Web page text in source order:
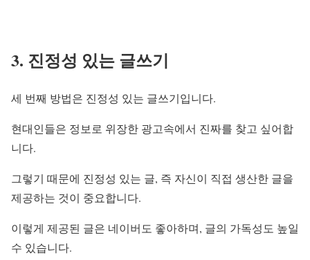
3. 진정성 있는 글쓰기
세 번째 방법은 진정성 있는 글쓰기입니다.
현대인들은 정보로 위장한 광고속에서 진짜를 찾고 싶어합
니다.
그렇기 때문에 진정성 있는 글, 즉 자신이 직접 생산한 글을
제공하는 것이 중요합니다.
이렇게 제공된 글은 네이버도 좋아하며, 글의 가독성도 높일
수 있습니다.